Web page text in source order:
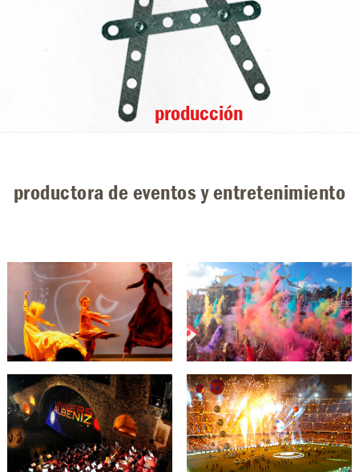
producción
productora de eventos y entretenimiento